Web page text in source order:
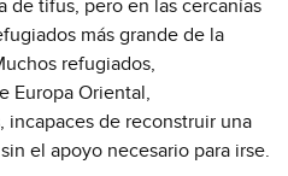
de tifus, pero en las cercanías
más grande de la
refugiados,
Europa Oriental,
incapaces de reconstruir una
el apoyo necesario para irse.